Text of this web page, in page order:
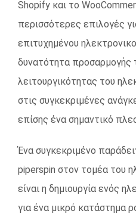
Shopify και το
περισσότερες επιλογές
επιτυχημένου
δυνατότητα προσαρμογής
λειτουργικότητας του
στις συγκεκριμένες
επίσης ένα σημαντικό
Ένα συγκεκριμένο
piperspin στον τομέα του
είναι η δημιουργία ενός
για ένα μικρό κατάστημα